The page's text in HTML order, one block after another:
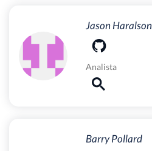
Jason Haralson
Analista
Barry Pollard